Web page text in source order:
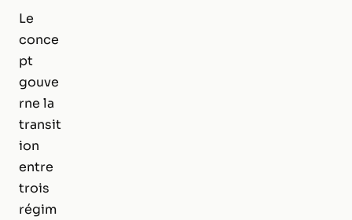
Le
conce
pt
gouve
rne la
transit
ion
entre
trois
régim